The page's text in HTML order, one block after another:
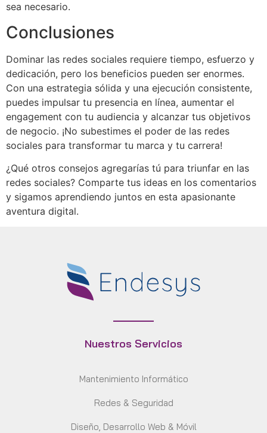
sea necesario.
Conclusiones
Dominar las redes sociales requiere tiempo, esfuerzo y
dedicación, pero los beneficios pueden ser enormes.
Con una estrategia sólida y una ejecución consistente,
puedes impulsar tu presencia en línea, aumentar el
engagement con tu audiencia y alcanzar tus objetivos
de negocio. ¡No subestimes el poder de las redes
sociales para transformar tu marca y tu carrera!
¿Qué otros consejos agregarías tú para triunfar en las
redes sociales? Comparte tus ideas en los comentarios
y sigamos aprendiendo juntos en esta apasionante
aventura digital.
Nuestros Servicios
Mantenimiento Informático
Redes & Seguridad
Diseño, Desarrollo Web & Móvil